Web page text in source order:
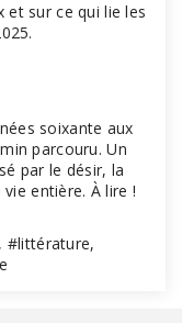
sur ce qui lie les
soixante aux
parcouru. Un
par le désir, la
entière. À lire !
#littérature,